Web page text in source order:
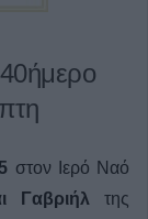
στον Ιερό Ναό
Γαβριήλ της